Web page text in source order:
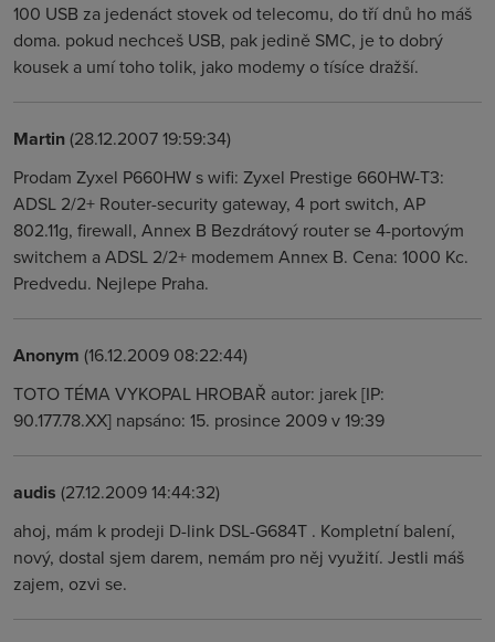
100 USB za jedenáct stovek od telecomu, do tří dnů ho máš
doma. pokud nechceš USB, pak jedině SMC, je to dobrý
kousek a umí toho tolik, jako modemy o tísíce dražší.
Martin(28.12.2007 19:59:34)
Prodam Zyxel P660HW s wifi: Zyxel Prestige 660HW-T3:
ADSL 2/2+ Router-security gateway, 4 port switch, AP
802.11g, firewall, Annex B Bezdrátový router se 4-portovým
switchem a ADSL 2/2+ modemem Annex B. Cena: 1000 Kc.
Predvedu. Nejlepe Praha.
Anonym (16.12.2009 08:22:44)
TOTO TÉMA VYKOPAL HROBAŘ autor: jarek [IP:
90.177.78.XX] napsáno: 15. prosince 2009 v 19:39
audis (27.12.2009 14:44:32)
ahoj, mám k prodeji D-link DSL-G684T . Kompletní balení,
nový, dostal sjem darem, nemám pro něj využití. Jestli máš
zajem, ozvi se.